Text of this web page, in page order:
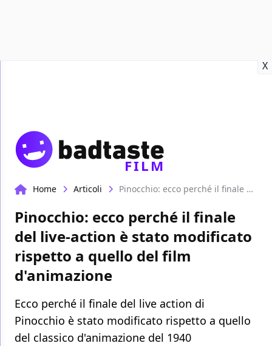
X
FILM
Home Articoli Pinocchio: ecco perché il finale del live-action è stato modificato rispetto a quello del film d'animazione
Pinocchio: ecco perché il finale
del live-action è stato modificato
rispetto a quello del film
d'animazione
Ecco perché il finale del live action di
Pinocchio è stato modificato rispetto a quello
del classico d'animazione del 1940